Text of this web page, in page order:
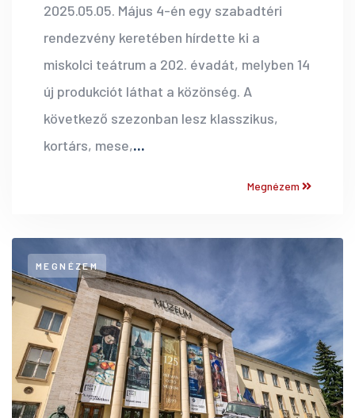
2025.05.05. Május 4-én egy szabadtéri
rendezvény keretében hírdette ki a
miskolci teátrum a 202. évadát, melyben 14
új produkciót láthat a közönség. A
következő szezonban lesz klasszikus,
kortárs, mese,...
Megnézem
MEGNÉZEM